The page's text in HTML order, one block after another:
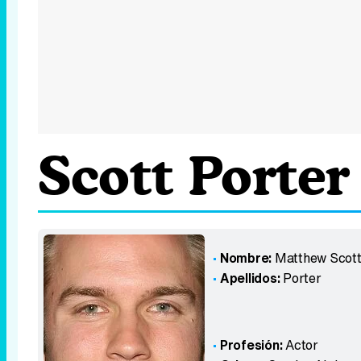
Scott Porter
Nombre: Matthew Scott
Apellidos:Porter
Profesión:Actor